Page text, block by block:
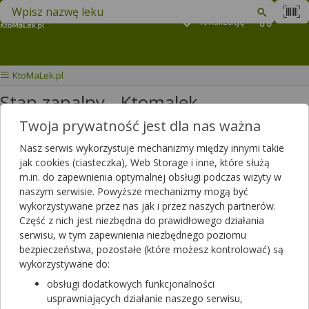
lokalizację
Znajdź lek w swojej okolicy
KtoMaLek.pl
Stan zapalny - Ktomalek
Wybierz grupę produktów
Stan zapalnyjest naturalnym mechanizmem obronnym organizmu.
Układ odpornościowy rozpoznaje uszkodzone komórki, czynniki
drażniące i patogeny, a następnie rozpoczyna proces gojenia.
Przewlekłystan zapalnymoże jednak doprowadzić do choroby i
być zagrożeniem dla zdrowia. Aby zwalczaćstan zapalny
się niesteroidowe leki przeciwzapalne (NLPZ) jak np. ibuprofen,
naproksen, diklofenak itp. Pacjenci, którzy nie mogą stosować NLPZ
zawierające naturalne wyciągi roślinne o działaniu przeciwzapalnym.
Jednym z aktywnych składników jest ekstrakt z żywicy kadzidłowca,
Twoja prywatność jest dla nas ważna
Nasz serwis wykorzystuje mechanizmy między innymi takie
jak cookies (ciasteczka), Web Storage i inne, które służą
m.in. do zapewnienia optymalnej obsługi podczas wizyty w
naszym serwisie. Powyższe mechanizmy mogą być
wykorzystywane przez nas jak i przez naszych partnerów.
Część z nich jest niezbędna do prawidłowego działania
serwisu, w tym zapewnienia niezbędnego poziomu
bezpieczeństwa, pozostałe (które możesz kontrolować) są
wykorzystywane do:
obsługi dodatkowych funkcjonalności
usprawniających działanie naszego serwisu,